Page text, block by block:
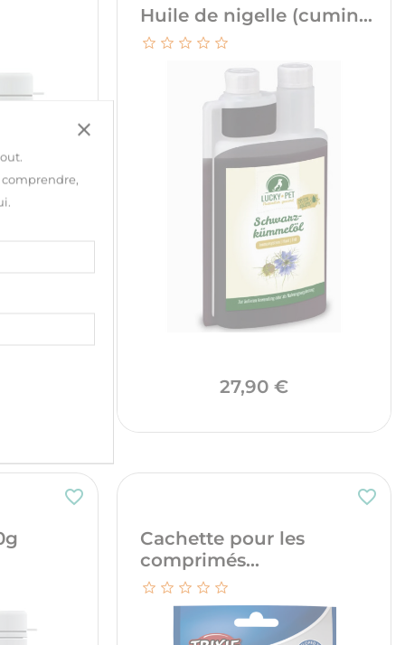
Huile de nigelle (cumin...
27,90 €Prix
favorite_border
Cachette pour les
comprimés...
favorite_border
close
.